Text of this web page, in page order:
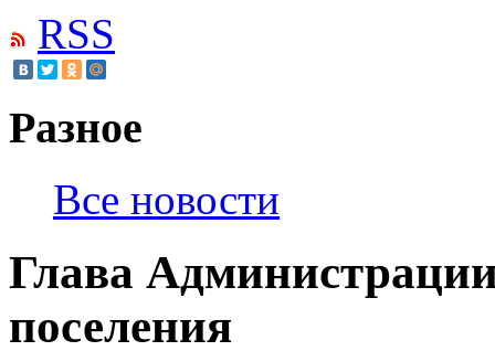
RSS
Разное
Все новости
Глава
поселения